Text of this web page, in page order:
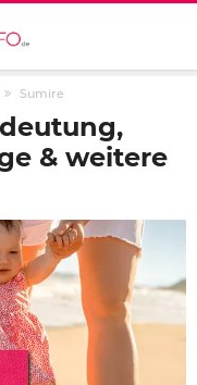
Sumire
& weitere